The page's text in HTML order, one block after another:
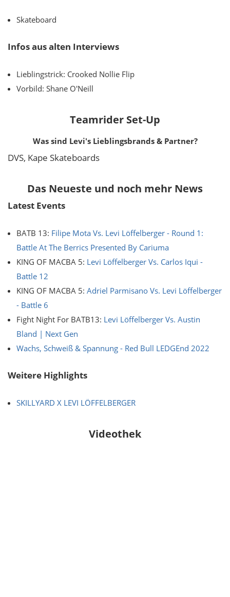
Skateboard
Infos aus alten Interviews
Lieblingstrick: Crooked Nollie Flip
Vorbild: Shane O'Neill
Teamrider Set-Up
Was sind Levi's Lieblingsbrands & Partner?
DVS, Kape Skateboards
Das Neueste und noch mehr News
Latest Events
BATB 13: Filipe Mota Vs. Levi Löffelberger - Round 1:
Battle At The Berrics Presented By Cariuma
KING OF MACBA 5: Levi Löffelberger Vs. Carlos Iqui -
Battle 12
KING OF MACBA 5: Adriel Parmisano Vs. Levi Löffelberger
- Battle 6
Fight Night For BATB13: Levi Löffelberger Vs. Austin
Bland | Next Gen
Wachs, Schweiß & Spannung - Red Bull LEDGEnd 2022
Weitere Highlights
SKILLYARD X LEVI LÖFFELBERGER
Videothek